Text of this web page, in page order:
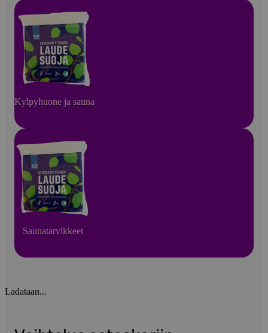
Kylpyhuone ja sauna
Saunatarvikkeet
Ladataan...